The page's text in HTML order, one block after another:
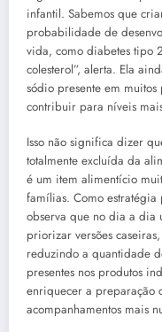
infantil. Sabemos que
probabilidade de
vida, como diabetes tipo
colesterol”, alerta. Ela
sódio presente em
contribuir para níveis
Isso não significa dizer
totalmente excluída da
é um item alimentício
famílias. Como
observa que no dia a dia
priorizar versões
reduzindo a quantidade
presentes nos produtos
enriquecer a preparação
acompanhamentos mais